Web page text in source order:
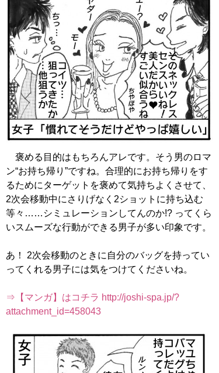
褒める目的はもちろんアレです。そう男のロマ
ン“お持ち帰り”ですね。合理的にお持ち帰りをす
るためにターゲットを褒めて気持ちよくさせて、
2次会移動中にさりげなく2ショットに持ち込む
等々……シミュレーションしてんのか!? ってくら
いスムーズな行動ができる男子が多い印象です。
あ！ 2次会移動のときに自分のバッグを持ってい
ってくれる男子には気をつけてくださいね。
⇒【マンガ】はコチラ http://joshi-spa.jp/?
attachment_id=458043